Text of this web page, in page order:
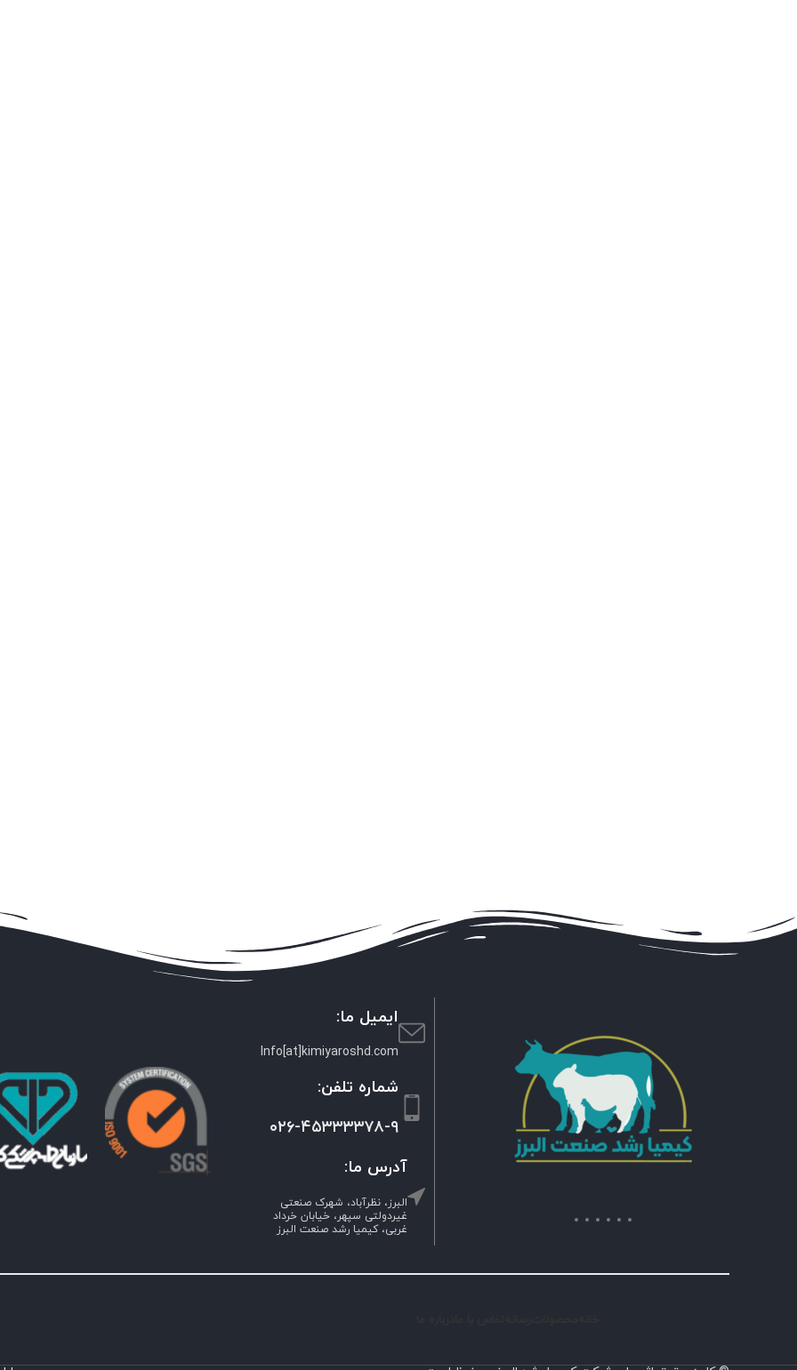
ایمیل ما:
Info[at]kimiyaroshd.com
شماره تلفن:
۰۲۶-۴۵۳۳۳۳۷۸-۹
آدرس ما:
البرز، نظرآباد، شهرک صنعتی
غیردولتی سپهر، خیابان خرداد
غربی، کیمیا رشد صنعت البرز